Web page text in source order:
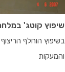
שיפוץ קוטג'
בשיפוץ הוחלף
והמעקות